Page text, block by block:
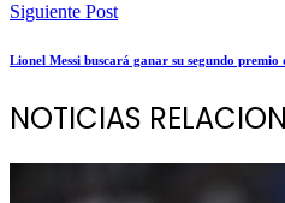
Siguiente Post
Lionel Messi buscará ganar su segundo premio
NOTICIAS